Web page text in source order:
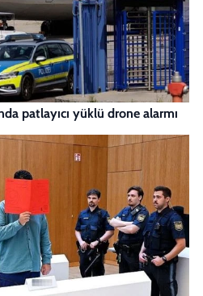
patlayıcı yüklü drone alarmı